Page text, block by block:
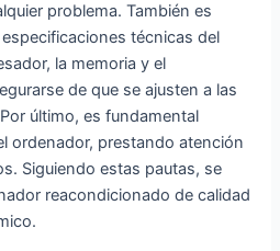
problema. También es
técnicas del
la memoria y el
de que se ajusten a las
último, es fundamental
ordenador, prestando atención
Siguiendo estas pautas, se
reacondicionado de calidad